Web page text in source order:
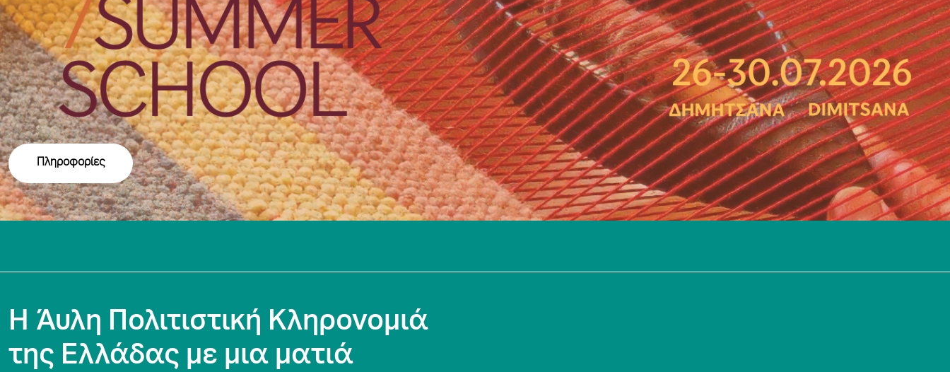
Πληροφορίες
Πληροφορίες
Πληροφορίες
H Άυλη Πολιτιστική Κληρονομιά
της Ελλάδας με μια ματιά